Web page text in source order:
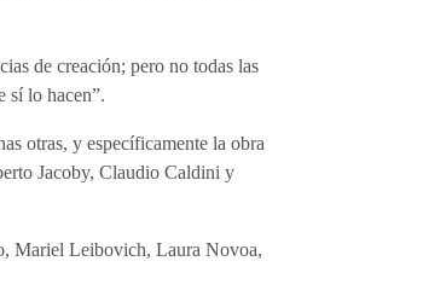
de creación; pero no todas las
sí lo hacen”.
otras, y específicamente la obra
Jacoby, Claudio Caldini y
Mariel Leibovich, Laura Novoa,